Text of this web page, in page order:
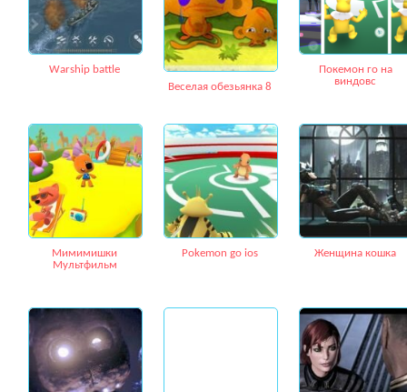
Warship battle
Веселая обезьянка 8
Покемон го на
виндовс
Мимимишки
Мультфильм
Pokemon go ios Женщина кошка